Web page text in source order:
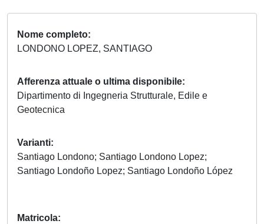
Nome completo
LONDONO LOPEZ, SANTIAGO
Afferenza attuale o ultima disponibile
Dipartimento di Ingegneria Strutturale, Edile e
Geotecnica
Varianti
Santiago Londono; Santiago Londono Lopez;
Santiago Londoño Lopez; Santiago Londoño López
Matricola